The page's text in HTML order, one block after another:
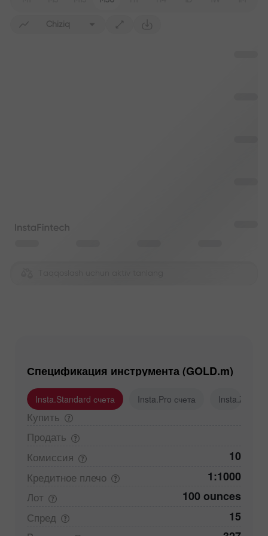
Chiziq
Спецификация инструмента (GOLD.m)
Insta.Standard счета Insta.Pro счета Insta.Zero
Купить
Продать
Комиссия
10
Кредитное плечо 1:1000
Лот 100 ounces
Спред 15